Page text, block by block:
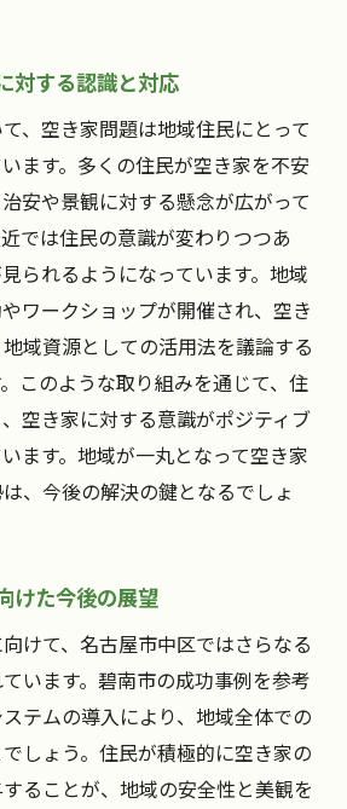
対する認識と対応
、空き家問題は地域住民にとって
ます。多くの住民が空き家を不安
安や景観に対する懸念が広がって
では住民の意識が変わりつつあ
られるようになっています。地域
ワークショップが開催され、空き
域資源としての活用法を議論する
このような取り組みを通じて、住
空き家に対する意識がポジティブ
ます。地域が一丸となって空き家
、今後の解決の鍵となるでしょ
けた今後の展望
けて、名古屋市中区ではさらなる
います。碧南市の成功事例を参考
テムの導入により、地域全体での
しょう。住民が積極的に空き家の
ることが、地域の安全性と美観を